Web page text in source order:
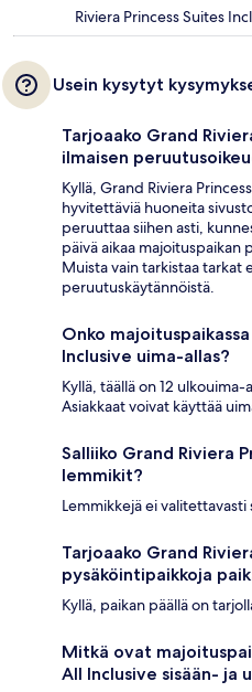
Riviera Princess Suites
Usein kysytyt
Tarjoaako Grand
ilmaisen
Kyllä, Grand Riviera
hyvitettäviä huoneita
peruuttaa siihen asti,
päivä aikaa
Muista vain tarkistaa tarkat
peruutuskäytännöistä.
Onko
Inclusive uima-allas?
Kyllä, täällä on 12 ulkouima-
Asiakkaat voivat käyttää
Salliiko Grand Riviera
lemmikit?
Lemmikkejä ei valitettavasti
Tarjoaako Grand
pysäköintipaikkoja
Kyllä, paikan päällä on
Mitkä ovat
All Inclusive sisään- ja